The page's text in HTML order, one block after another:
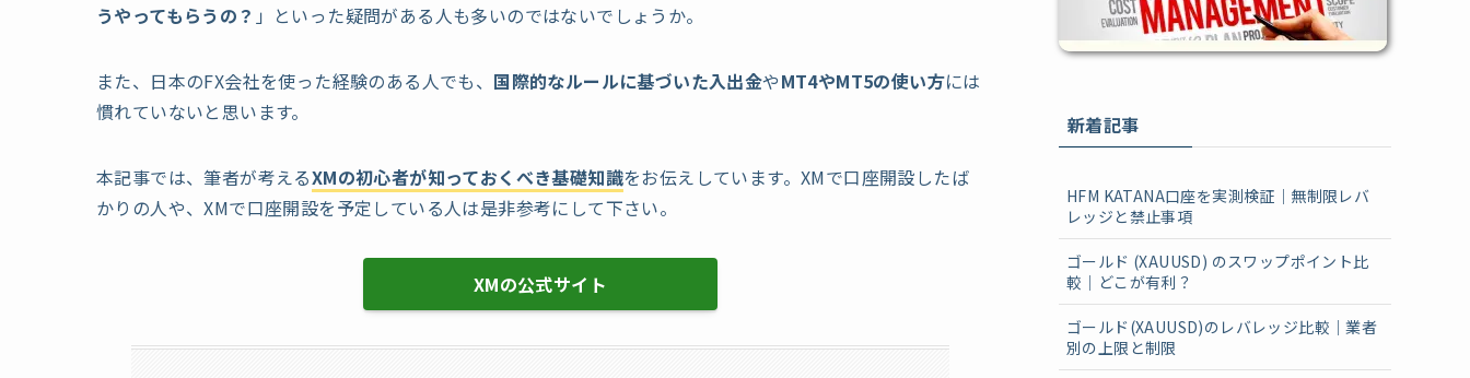
うやってもらうの？ 」といった疑問がある人も多いのではないでしょうか。
また、日本のFX会社を使った経験のある人でも、 国際的なルールに基づいた入出金やMT4やMT5の使い方には
慣れていないと思います。
本記事では、筆者が考えるXMの初心者が知っておくべき基礎知識をお伝えしています。XMで口座開設したば
かりの人や、XMで口座開設を予定している人は是非参考にして下さい。
XMの公式サイト
新着記事
HFM KATANA口座を実測検証｜無制限レバ
レッジと禁止事項
ゴールド (XAUUSD) のスワップポイント比
較｜どこが有利？
ゴールド(XAUUSD)のレバレッジ比較｜業者
別の上限と制限